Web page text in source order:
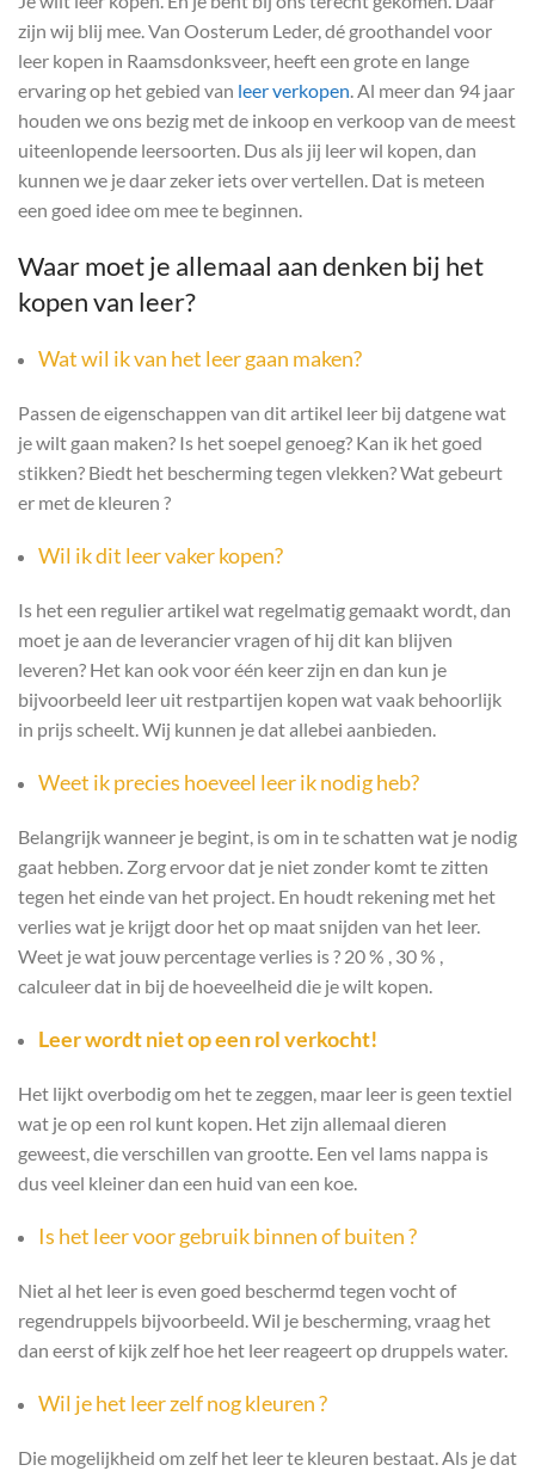
zijn wij blij mee. Van Oosterum Leder, dé groothandel voor
leer kopen in Raamsdonksveer, heeft een grote en lange
ervaring op het gebied van leer verkopen. Al meer dan 94 jaar
houden we ons bezig met de inkoop en verkoop van de meest
uiteenlopende leersoorten. Dus als jij leer wil kopen, dan
kunnen we je daar zeker iets over vertellen. Dat is meteen
een goed idee om mee te beginnen.
Waar moet je allemaal aan denken bij het
kopen van leer?
Wat wil ik van het leer gaan maken?
Passen de eigenschappen van dit artikel leer bij datgene wat
je wilt gaan maken? Is het soepel genoeg? Kan ik het goed
stikken? Biedt het bescherming tegen vlekken? Wat gebeurt
er met de kleuren ?
Wil ik dit leer vaker kopen?
Is het een regulier artikel wat regelmatig gemaakt wordt, dan
moet je aan de leverancier vragen of hij dit kan blijven
leveren? Het kan ook voor één keer zijn en dan kun je
bijvoorbeeld leer uit restpartijen kopen wat vaak behoorlijk
in prijs scheelt. Wij kunnen je dat allebei aanbieden.
Weet ik precies hoeveel leer ik nodig heb?
Belangrijk wanneer je begint, is om in te schatten wat je nodig
gaat hebben. Zorg ervoor dat je niet zonder komt te zitten
tegen het einde van het project. En houdt rekening met het
verlies wat je krijgt door het op maat snijden van het leer.
Weet je wat jouw percentage verlies is ? 20 % , 30 % ,
calculeer dat in bij de hoeveelheid die je wilt kopen.
Leer wordt niet op een rol verkocht!
Het lijkt overbodig om het te zeggen, maar leer is geen textiel
wat je op een rol kunt kopen. Het zijn allemaal dieren
geweest, die verschillen van grootte. Een vel lams nappa is
dus veel kleiner dan een huid van een koe.
Is het leer voor gebruik binnen of buiten ?
Niet al het leer is even goed beschermd tegen vocht of
regendruppels bijvoorbeeld. Wil je bescherming, vraag het
dan eerst of kijk zelf hoe het leer reageert op druppels water.
Wil je het leer zelf nog kleuren ?
Die mogelijkheid om zelf het leer te kleuren bestaat. Als je dat